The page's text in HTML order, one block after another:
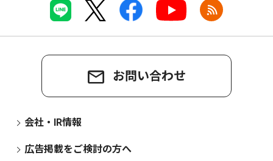
お問い合わせ
会社・IR情報
広告掲載をご検討の方へ